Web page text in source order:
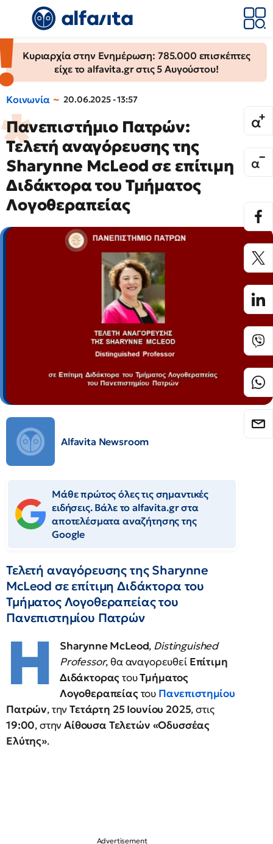
Κυριαρχία στην Ενημέρωση: 785.000 επισκέπτες
είχε το alfavita.gr στις 5 Αυγούστου!
Κοινωνία 20.06.2025 - 13:57
Πανεπιστήμιο Πατρών:
Τελετή αναγόρευσης της
Sharynne McLeod σε επίτιμη
Διδάκτορα του Τμήματος
Λογοθεραπείας
Alfavita Newsroom
Μάθε πρώτος όλες τις σημαντικές
ειδήσεις. Βάλε το alfavita.gr στα
αποτελέσματα αναζήτησης της
Google
Τελετή αναγόρευσης της Sharynne
McLeod σε επίτιμη Διδάκτορα του
Τμήματος Λογοθεραπείας του
Πανεπιστημίου Πατρών
Η Sharynne McLeod, Distinguished
Professor, θα αναγορευθεί Επίτιμη
ΔιδάκτοραςτουΤμήματος
Λογοθεραπείαςτου Πανεπιστημίου
Πατρών, τηνΤετάρτη 25 Ιουνίου 2025, στις
19:00, στηνΑίθουσα Τελετών «Οδυσσέας
Ελύτης».